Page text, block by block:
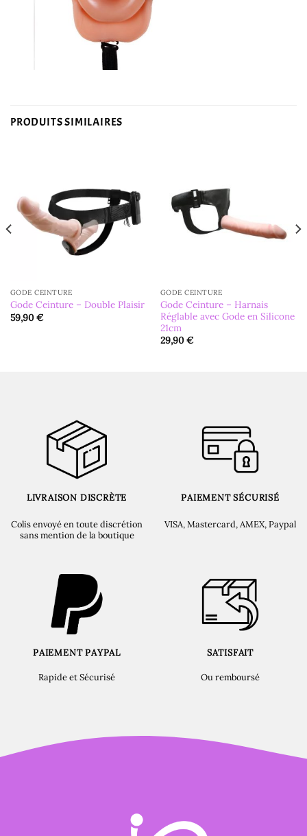
PRODUITS SIMILAIRES
GODE CEINTURE
Gode Ceinture – Double Plaisir
59,90€
GODE CEINTURE
Gode Ceinture – Harnais
Réglable avec Gode en Silicone
21cm
29,90€
LIVRAISON DISCRÈTE
Colis envoyé en toute discrétion
sans mention de la boutique
PAIEMENT SÉCURISÉ
VISA, Mastercard, AMEX, Paypal
PAIEMENT PAYPAL
Rapide et Sécurisé
SATISFAIT
Ou remboursé